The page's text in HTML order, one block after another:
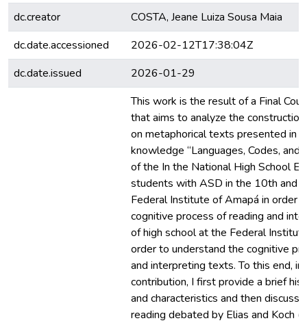
dc.creator
COSTA, Jeane Luiza Sousa Maia
dc.date.accessioned
2026-02-12T17:38:04Z
dc.date.issued
2026-01-29
This work is the result of a Final
that aims to analyze the
on metaphorical texts presented in
knowledge “Languages, Codes, and
of the In the National High School
students with ASD in the 10th and
Federal Institute of Amapá in order
cognitive process of reading and
of high school at the Federal
order to understand the cognitive
and interpreting texts. To this end,
contribution, I first provide a brief
and characteristics and then discuss
reading debated by Elias and Koch